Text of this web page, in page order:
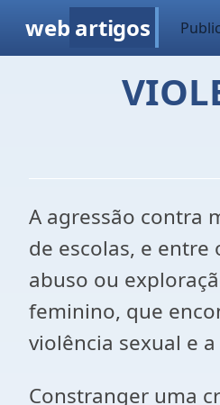
web artigos
A agressão contra
de escolas, e
abuso ou
feminino, que
violência sexual e
Constranger uma